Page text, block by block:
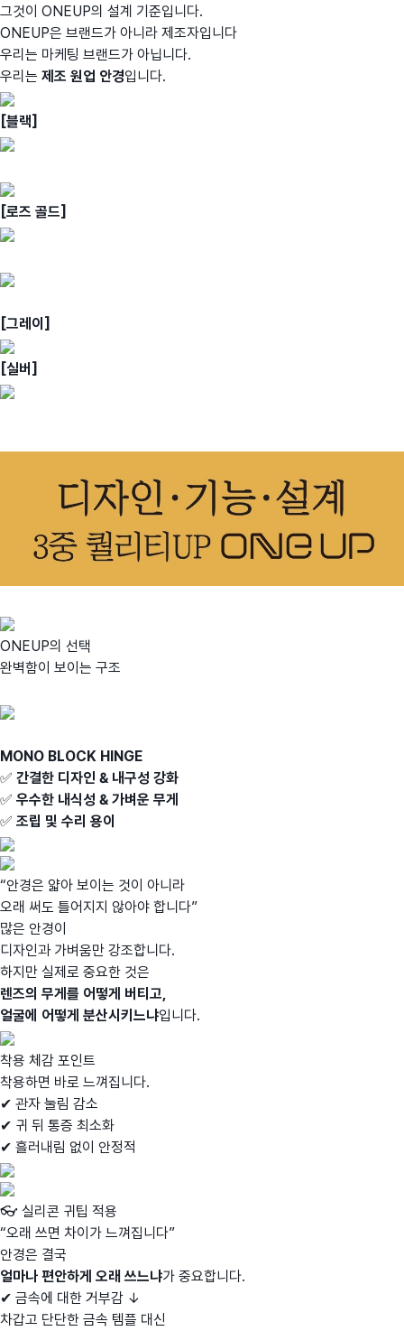
그것이 ONEUP의 설계 기준입니다.
ONEUP은 브랜드가 아니라 제조자입니다
우리는 마케팅 브랜드가 아닙니다.
우리는 제조 원업 안경입니다.
[블랙]
[로즈 골드]
[그레이]
[실버]
ONEUP의 선택
완벽함이 보이는 구조
MONO BLOCK HINGE
✅ 간결한 디자인 & 내구성 강화
✅ 우수한 내식성 & 가벼운 무게
✅ 조립 및 수리 용이
“안경은 얇아 보이는 것이 아니라
오래 써도 틀어지지 않아야 합니다”
많은 안경이
디자인과 가벼움만 강조합니다.
하지만 실제로 중요한 것은
렌즈의 무게를 어떻게 버티고,
얼굴에 어떻게 분산시키느냐입니다.
착용 체감 포인트
착용하면 바로 느껴집니다.
✔ 관자 눌림 감소
✔ 귀 뒤 통증 최소화
✔ 흘러내림 없이 안정적
👓 실리콘 귀팁 적용
“오래 쓰면 차이가 느껴집니다”
안경은 결국
얼마나 편안하게 오래 쓰느냐가 중요합니다.
✔ 금속에 대한 거부감 ↓
차갑고 단단한 금속 템플 대신